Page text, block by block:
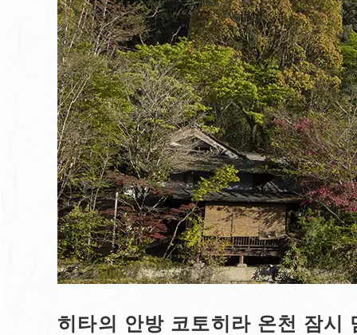
히타의 안방 코토히라 온천 잠시